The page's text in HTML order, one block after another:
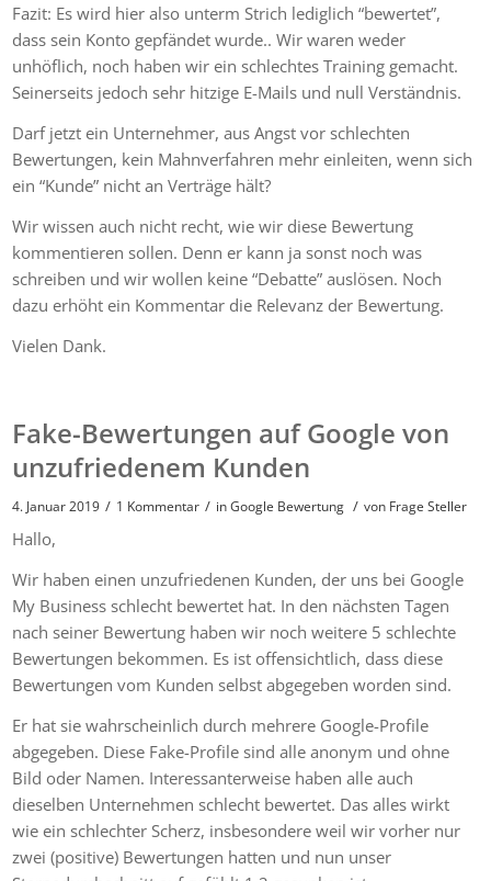
Fazit: Es wird hier also unterm Strich lediglich “bewertet”,
dass sein Konto gepfändet wurde.. Wir waren weder
unhöflich, noch haben wir ein schlechtes Training gemacht.
Seinerseits jedoch sehr hitzige E-Mails und null Verständnis.
Darf jetzt ein Unternehmer, aus Angst vor schlechten
Bewertungen, kein Mahnverfahren mehr einleiten, wenn sich
ein “Kunde” nicht an Verträge hält?
Wir wissen auch nicht recht, wie wir diese Bewertung
kommentieren sollen. Denn er kann ja sonst noch was
schreiben und wir wollen keine “Debatte” auslösen. Noch
dazu erhöht ein Kommentar die Relevanz der Bewertung.
Vielen Dank.
Fake-Bewertungen auf Google von
unzufriedenem Kunden
4. Januar 2019 / 1 Kommentar / inGoogle Bewertung / von Frage Steller
Hallo,
Wir haben einen unzufriedenen Kunden, der uns bei Google
My Business schlecht bewertet hat. In den nächsten Tagen
nach seiner Bewertung haben wir noch weitere 5 schlechte
Bewertungen bekommen. Es ist offensichtlich, dass diese
Bewertungen vom Kunden selbst abgegeben worden sind.
Er hat sie wahrscheinlich durch mehrere Google-Profile
abgegeben. Diese Fake-Profile sind alle anonym und ohne
Bild oder Namen. Interessanterweise haben alle auch
dieselben Unternehmen schlecht bewertet. Das alles wirkt
wie ein schlechter Scherz, insbesondere weil wir vorher nur
zwei (positive) Bewertungen hatten und nun unser